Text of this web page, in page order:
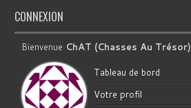
CONNEXION
Bienvenue ChAT (Chasses Au Trésor)
Tableau de bord
Votre profil